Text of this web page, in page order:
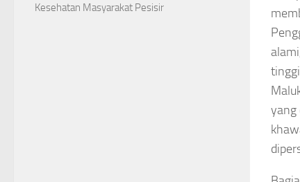
yang
Kesehatan Masyarakat Pesisir